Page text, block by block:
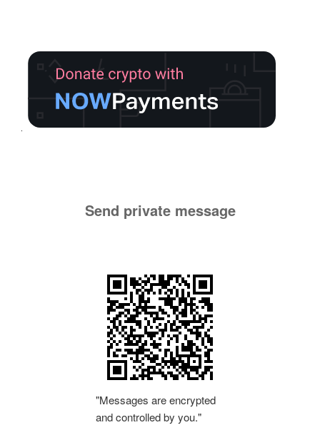
Send private message
"Messages are encrypted
and controlled by you."